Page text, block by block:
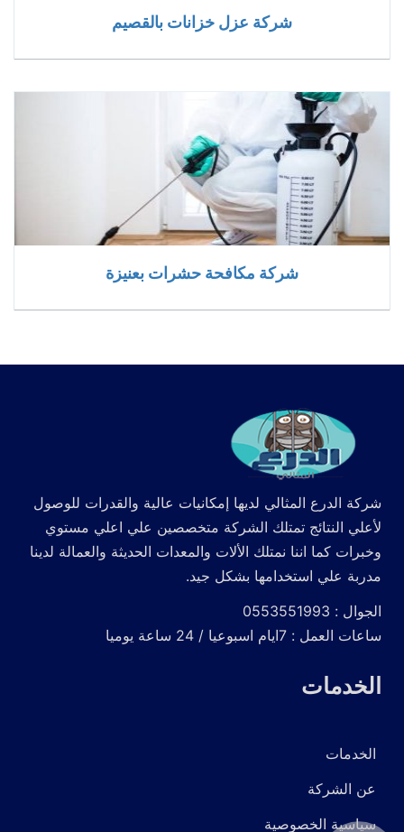
شركة عزل خزانات بالقصيم
شركة مكافحة حشرات بعنيزة
شركة الدرع المثالي لديها إمكانيات عالية والقدرات للوصول
لأعلي النتائج تمتلك الشركة متخصصين علي اعلي مستوي
وخبرات كما اننا نمتلك الألات والمعدات الحديثة والعمالة لدينا
مدربة علي استخدامها بشكل جيد.
الجوال : 0553551993
ساعات العمل : 7ايام اسبوعيا / 24 ساعة يوميا
الخدمات
الخدمات
عن الشركة
سياسية الخصوصية